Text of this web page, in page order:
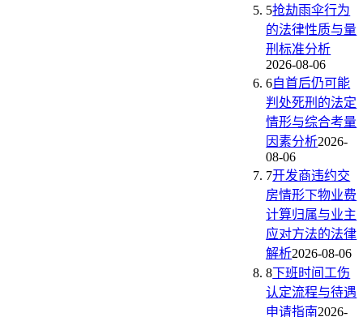
5抢劫雨伞行为
的法律性质与量
刑标准分析
2026-08-06
6自首后仍可能
判处死刑的法定
情形与综合考量
因素分析2026-
08-06
7开发商违约交
房情形下物业费
计算归属与业主
应对方法的法律
解析2026-08-06
8下班时间工伤
认定流程与待遇
申请指南2026-